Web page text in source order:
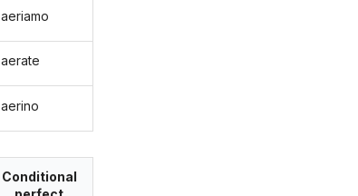
aeriamo
aerate
aerino
Conditional